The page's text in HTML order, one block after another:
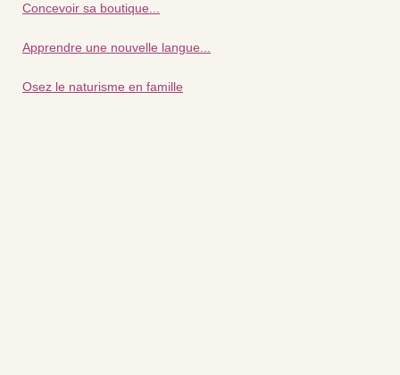
Concevoir sa boutique...
Apprendre une nouvelle langue...
Osez le naturisme en famille